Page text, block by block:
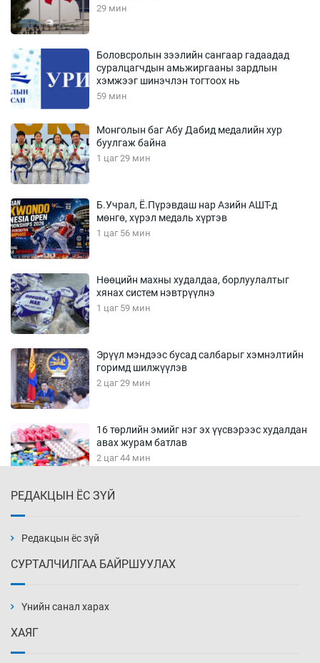
29 мин
Боловсролын зээлийн сангаар гадаадад
суралцагчдын амьжиргааны зардлын
хэмжээг шинэчлэн тогтоох нь
59 мин
Монголын баг Абу Дабид медалийн хур
буулгаж байна
1 цаг 29 мин
Б.Учрал, Ё.Пүрэвдаш нар Азийн АШТ-д
мөнгө, хүрэл медаль хүртэв
1 цаг 56 мин
Нөөцийн махны худалдаа, борлуулалтыг
хянах систем нэвтрүүлнэ
1 цаг 59 мин
Эрүүл мэндээс бусад салбарыг хэмнэлтийн
горимд шилжүүлэв
2 цаг 29 мин
16 төрлийн эмийг нэг эх үүсвэрээс худалдан
авах журам батлав
2 цаг 44 мин
2 цаг 59 мин
3 цаг 29 мин
РЕДАКЦЫН ЁС ЗҮЙ
Редакцын ёс зүй
СУРТАЛЧИЛГАА БАЙРШУУЛАХ
Үнийн санал харах
ХАЯГ